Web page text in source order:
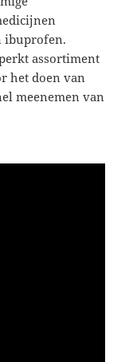
ibuprofen.
assortiment
het doen van
meenemen van